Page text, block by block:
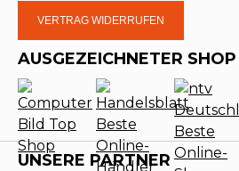
VERTRAG WIDERRUFEN
AUSGEZEICHNETER SHOP
UNSERE PARTNER